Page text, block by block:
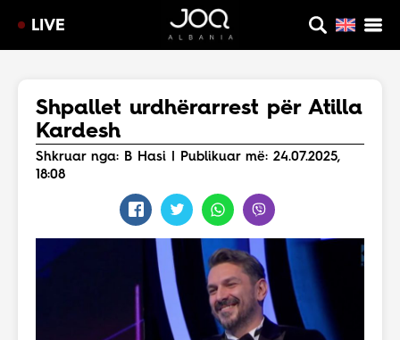
LIVE
Shpallet urdhërarrest për Atilla
Kardesh
Shkruar nga: B Hasi | Publikuar më: 24.07.2025,
18:08